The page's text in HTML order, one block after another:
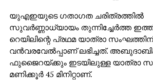
യുഎഇയുടെ ഗതാഗത ചരിത്രത്തില്‍
സുവര്‍ണ്ണാധ്യായം തുന്നിച്ചേര്‍ത്ത
റെയിലിന്റെ പ്രഥമ യാത്രാ സംഘത്തിന്
വന്‍വരവേല്‍പ്പാണ് ലഭിച്ചത്.
ഫുജൈറയ്ക്കും ഇടയിലുള്ള യാത്രാ
മണിക്കൂര്‍ 45 മിനിറ്റാണ്.